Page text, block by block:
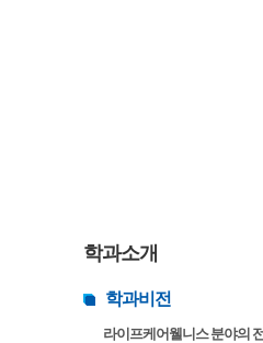
학과소개
학과비전
라이프케어웰니스 분야의